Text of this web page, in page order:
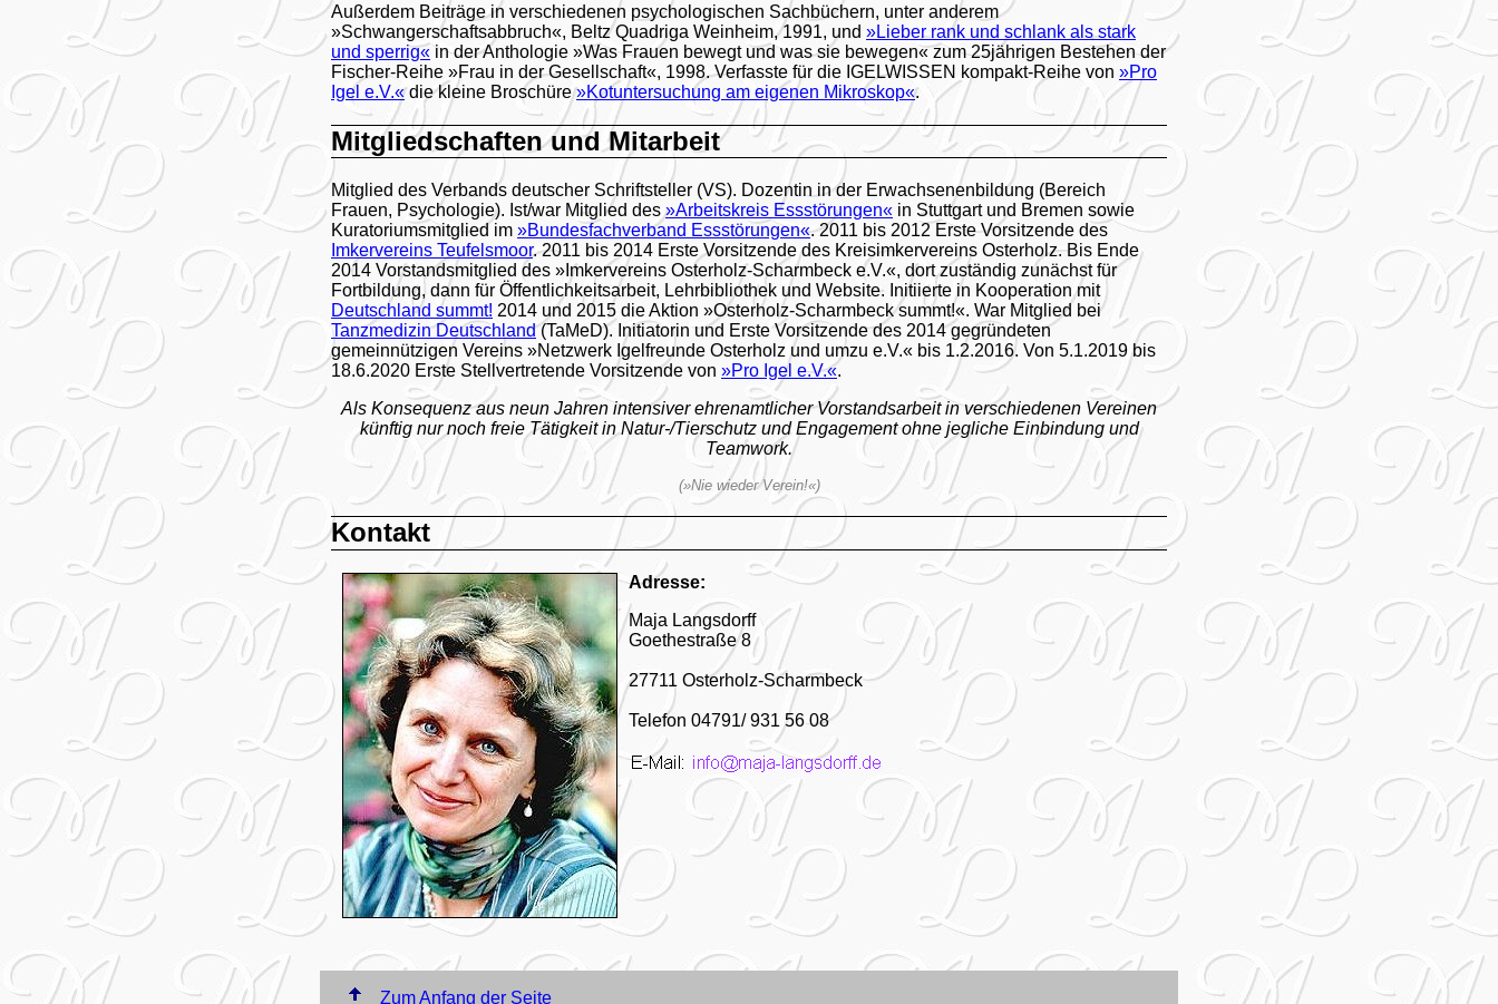
Außerdem Beiträge in verschiedenen psychologischen Sachbüchern, unter anderem
»Schwangerschaftsabbruch«, Beltz Quadriga Weinheim, 1991, und »Lieber rank und schlank als stark
und sperrig« in der Anthologie »Was Frauen bewegt und was sie bewegen« zum 25jährigen Bestehen der
Fischer-Reihe »Frau in der Gesellschaft«, 1998. Verfasste für die IGELWISSEN kompakt-Reihe von »Pro
Igel e.V.«die kleine Broschüre»Kotuntersuchung am eigenen Mikroskop«.
Mitgliedschaften und Mitarbeit
Mitglied des Verbands deutscher Schriftsteller (VS). Dozentin in der Erwachsenenbildung (Bereich
Frauen, Psychologie). Ist/war Mitglied des»Arbeitskreis Essstörungen« in Stuttgart und Bremen sowie
Kuratoriumsmitglied im »Bundesfachverband Essstörungen«. 2011 bis 2012 Erste Vorsitzende des
Imkervereins Teufelsmoor. 2011 bis 2014 Erste Vorsitzende des Kreisimkervereins Osterholz. Bis Ende
2014 Vorstandsmitglied des »Imkervereins Osterholz-Scharmbeck e.V.«, dort zuständig zunächst für
Fortbildung, dann für Öffentlichkeitsarbeit, Lehrbibliothek und Website. Initiierte in Kooperation mit
Deutschland summt! 2014 und 2015 die Aktion »Osterholz-Scharmbeck summt!«. War Mitglied bei
Tanzmedizin Deutschland(TaMeD). Initiatorin und Erste Vorsitzende des 2014 gegründeten
gemeinnützigen Vereins »Netzwerk Igelfreunde Osterholz und umzu e.V.« bis 1.2.2016. Von 5.1.2019 bis
18.6.2020 Erste Stellvertretende Vorsitzende von »Pro Igel e.V.«.
Als Konsequenz aus neun Jahren intensiver ehrenamtlicher Vorstandsarbeit in verschiedenen Vereinen
künftig nur noch freie Tätigkeit in Natur-/Tierschutz und Engagement ohne jegliche Einbindung und
Teamwork.
(»Nie wieder Verein!«)
Kontakt
Adresse:
Maja Langsdorff
Goethestraße 8
27711 Osterholz-Scharmbeck
Telefon 04791/ 931 56 08
Zum Anfang der Seite